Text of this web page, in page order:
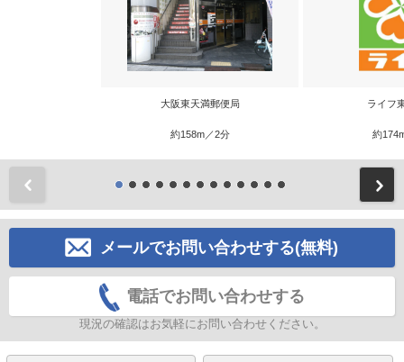
大阪東天満郵便局
約158m／2分
ライフ
約
メールでお問い合わせする(無料)
電話でお問い合わせする
現況の確認はお気軽にお問い合わせください。